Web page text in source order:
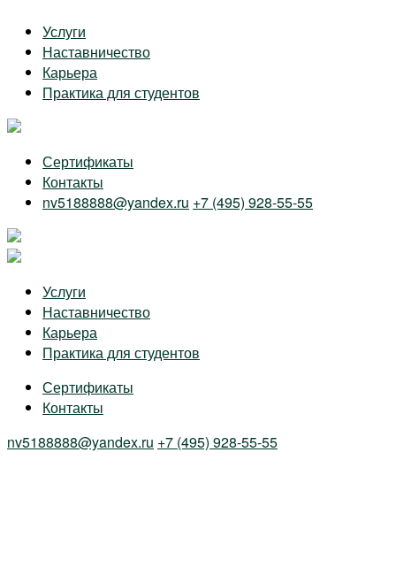
content
Услуги
Наставничество
Карьера
Практика для студентов
Сертификаты
Контакты
nv5188888@yandex.ru +7 (495) 928-55-55
Услуги
Наставничество
Карьера
Практика для студентов
Сертификаты
Контакты
nv5188888@yandex.ru +7 (495) 928-55-55